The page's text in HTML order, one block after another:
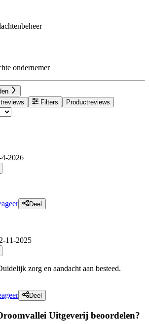
ondernemer
Filters Productreviews
4-2026
Deel
11-2025
zorg en aandacht aan besteed.
Deel
Uitgeverij beoordelen?